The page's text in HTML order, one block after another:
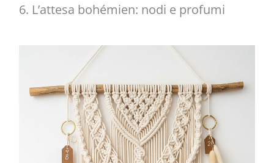
6. L’attesa bohémien: nodi e profumi